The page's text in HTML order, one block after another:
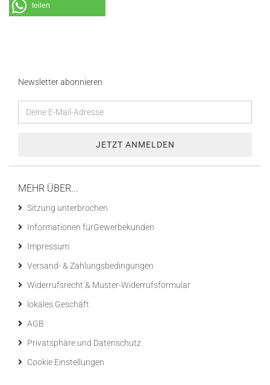
teilen
Newsletter abonnieren
MEHR ÜBER...
Sitzung unterbrochen
Informationen fürGewerbekunden
Impressum
Versand- & Zahlungsbedingungen
Widerrufsrecht & Muster-Widerrufsformular
lokales Geschäft
AGB
Privatsphäre und Datenschutz
Cookie Einstellungen